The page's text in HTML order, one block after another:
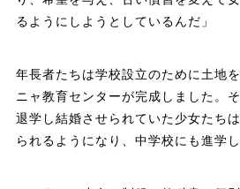
るようにしようとしているんだ」
年長者たちは学校設立のために土地
ニャ教育センターが完成しました。
退学し結婚させられていた少女たち
られるようになり、中学校にも進学